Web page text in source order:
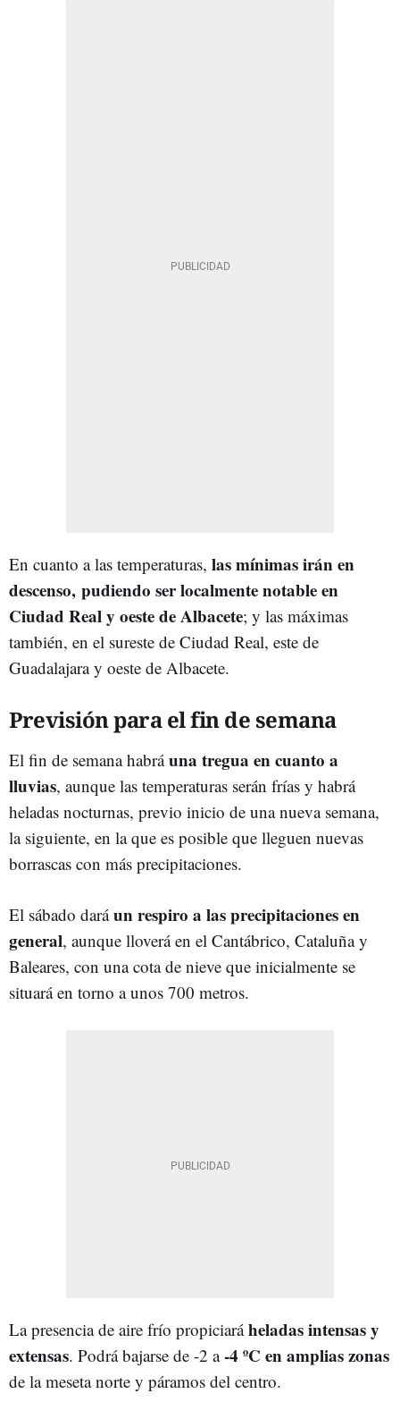
En cuanto a las temperaturas, las mínimas irán en
descenso, pudiendo ser localmente notable en
Ciudad Real y oeste de Albacete; y las máximas
también, en el sureste de Ciudad Real, este de
Guadalajara y oeste de Albacete.
Previsión para el fin de semana
El fin de semana habráuna tregua en cuanto a
lluvias, aunque las temperaturas serán frías y habrá
heladas nocturnas, previo inicio de una nueva semana,
la siguiente, en la que es posible que lleguen nuevas
borrascas con más precipitaciones.
El sábado daráun respiro a las precipitaciones en
general, aunque lloverá en el Cantábrico, Cataluña y
Baleares, con una cota de nieve que inicialmente se
situará en torno a unos 700 metros.
La presencia de aire frío propiciaráheladas intensas y
extensas. Podrá bajarse de -2 a-4 ºC en amplias zonas
de la meseta norte y páramos del centro.